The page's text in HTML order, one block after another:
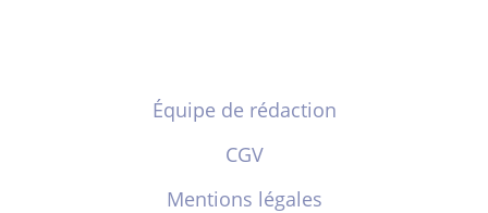
Équipe de rédaction
CGV
Mentions légales